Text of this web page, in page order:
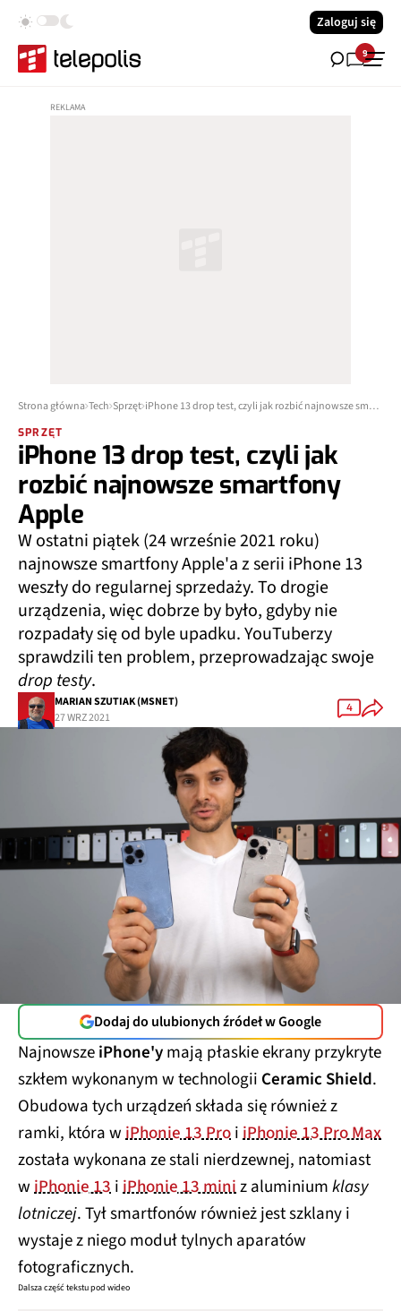
Zaloguj się
9
Strona główna Tech Sprzęt iPhone 13 drop test, czyli jak rozbić najnowsze smartfony Apple
SPRZĘT
iPhone 13 drop test, czyli jak
rozbić najnowsze smartfony
Apple
W ostatni piątek (24 wrześnie 2021 roku)
najnowsze smartfony Apple'a z serii iPhone 13
weszły do regularnej sprzedaży. To drogie
urządzenia, więc dobrze by było, gdyby nie
rozpadały się od byle upadku. YouTuberzy
sprawdzili ten problem, przeprowadzając swoje
drop testy.
MARIAN SZUTIAK (MSNET)
27 WRZ 2021
4
Dodaj do ulubionych źródeł w Google
NajnowszeiPhone'ymają płaskie ekrany przykryte
szkłem wykonanym w technologii Ceramic Shield.
Obudowa tych urządzeń składa się również z
ramki, która wiPhonie 13 ProiiPhonie 13 Pro Max
została wykonana ze stali nierdzewnej, natomiast
wiPhonie 13iiPhonie 13 miniz aluminiumklasy
lotniczej. Tył smartfonów również jest szklany i
wystaje z niego moduł tylnych aparatów
fotograficznych.
Dalsza część tekstu pod wideo